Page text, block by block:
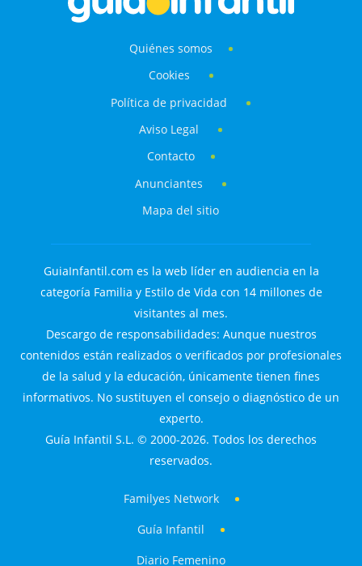
Quiénes somos
Cookies
Política de privacidad
Aviso Legal
Contacto
Anunciantes
Mapa del sitio
GuiaInfantil.com es la web líder en audiencia en la
categoría Familia y Estilo de Vida con 14 millones de
visitantes al mes.
Descargo de responsabilidades: Aunque nuestros
contenidos están realizados o verificados por profesionales
de la salud y la educación, únicamente tienen fines
informativos. No sustituyen el consejo o diagnóstico de un
experto.
Guía Infantil S.L. © 2000-2026. Todos los derechos
reservados.
Familyes Network
Guía Infantil
Diario Femenino